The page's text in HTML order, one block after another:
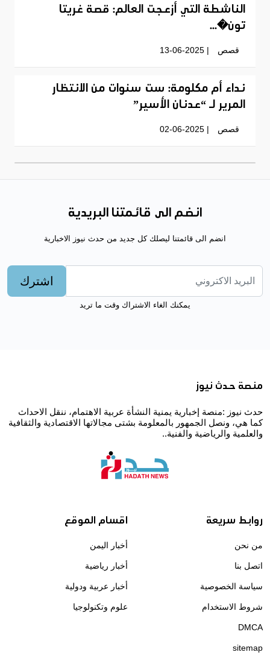
الناشطة التي أزعجت العالم: قصة غريتا
تون�...
قصص | 13-06-2025
نداء أم مكلومة: ست سنوات من الانتظار
المرير لـ “عدنان الأسير”
قصص | 02-06-2025
انضم الى قائمتنا البريدية
انضم الى قائمتنا ليصلك كل جديد من حدث نيوز الاخبارية
اشترك
يمكنك الغاء الاشتراك وقت ما تريد
منصة حدث نيوز
حدث نيوز :منصة إخبارية يمنية النشأة عربية الاهتمام، ننقل الاحداث
كما هي، ونصل الجمهور بالمعلومة بشتى مجالاتها الاقتصادية والثقافية
والعلمية والرياضية والفنية..
روابط سريعة
من نحن
اتصل بنا
سياسة الخصوصية
شروط الاستخدام
DMCA
sitemap
اقسام الموقع
أخبار اليمن
أخبار رياضية
أخبار عربية ودولية
علوم وتكنولوجيا